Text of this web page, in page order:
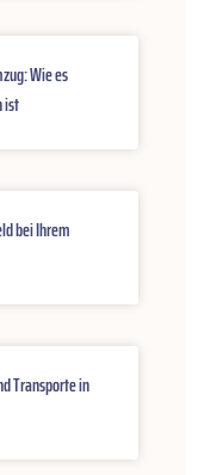
Wie es
ist
bei Ihrem
Transporte in